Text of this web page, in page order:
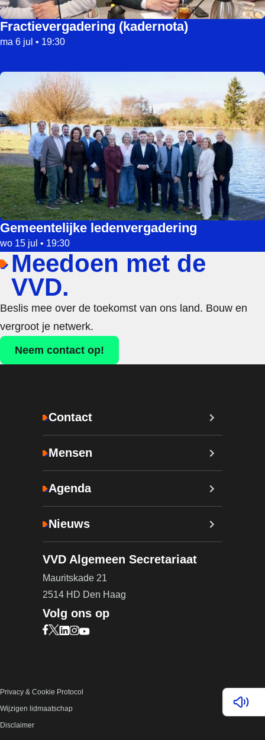
Fractievergadering (kadernota)
ma 6 jul • 19:30
Gemeentelijke ledenvergadering
wo 15 jul • 19:30
Lee meer over Gemeentelijke ledenvergadering
Lees
Meedoen met de
VVD.
Beslis mee over de toekomst van ons land. Bouw en
vergroot je netwerk.
Neem contact op!
Contact
Mensen
Agenda
Nieuws
VVD Algemeen Secretariaat
Mauritskade 21
2514 HD Den Haag
Volg ons op
Bezoek onze Facebook pagina (opent in nieuw
Bezoek onze X pagina (opent in nieuw tabblad)
Bezoek onze LinkedIn pagina (opent in nieuw
Bezoek onze Instagram pagina (opent in
Bezoek onze YouTube pagina (opent in
Privacy & Cookie Protocol
Wijzigen lidmaatschap
Disclaimer